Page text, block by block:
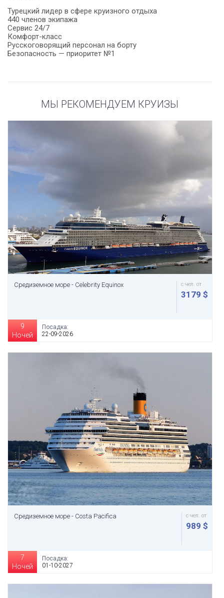
Турецкий лидер в сфере круизного отдыха
440 членов экипажа
Сервис 24/7
Комфорт-класс
Русскоговорящий персонал на борту
Безопасность — приоритет №1
МЫ РЕКОМЕНДУЕМ КРУИЗЫ
Средиземное море - Celebrity Equinox с чел. от
3179 $
9
Ночей
Посадка:
22-09-2026
Средиземное море - Costa Pacifica с чел. от
989 $
7
Ночей
Посадка:
01-10-2027